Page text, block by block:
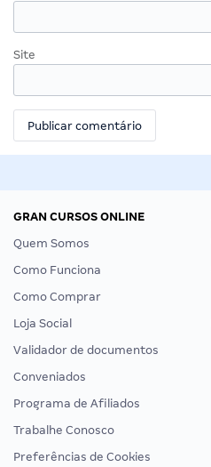
Site
GRAN CURSOS ONLINE
Quem Somos
Como Funciona
Como Comprar
Loja Social
Validador de documentos
Conveniados
Programa de Afiliados
Trabalhe Conosco
Preferências de Cookies